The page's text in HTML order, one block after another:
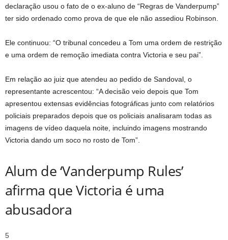
declaração usou o fato de o ex-aluno de “Regras de Vanderpump”
ter sido ordenado como prova de que ele não assediou Robinson.
Ele continuou: “O tribunal concedeu a Tom uma ordem de restrição
e uma ordem de remoção imediata contra Victoria e seu pai”.
Em relação ao juiz que atendeu ao pedido de Sandoval, o
representante acrescentou: “A decisão veio depois que Tom
apresentou extensas evidências fotográficas junto com relatórios
policiais preparados depois que os policiais analisaram todas as
imagens de vídeo daquela noite, incluindo imagens mostrando
Victoria dando um soco no rosto de Tom”.
Alum de ‘Vanderpump Rules’
afirma que Victoria é uma
abusadora
5